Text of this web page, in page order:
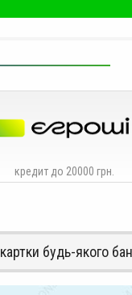
кредит до 20000 грн.
будь-якого